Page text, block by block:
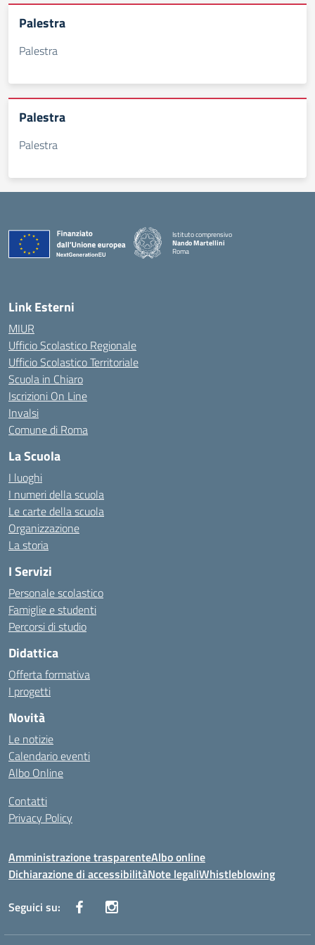
Palestra
Palestra
Palestra
Palestra
Istituto comprensivo
Nando Martellini
Roma
Link Esterni
MIUR
Ufficio Scolastico Regionale
Ufficio Scolastico Territoriale
Scuola in Chiaro
Iscrizioni On Line
Invalsi
Comune di Roma
La Scuola
I luoghi
I numeri della scuola
Le carte della scuola
Organizzazione
La storia
I Servizi
Personale scolastico
Famiglie e studenti
Percorsi di studio
Didattica
Offerta formativa
I progetti
Novità
Le notizie
Calendario eventi
Albo Online
Contatti
Privacy Policy
Amministrazione trasparenteAlbo online
Dichiarazione di accessibilitàNote legaliWhistleblowing
Seguici su: